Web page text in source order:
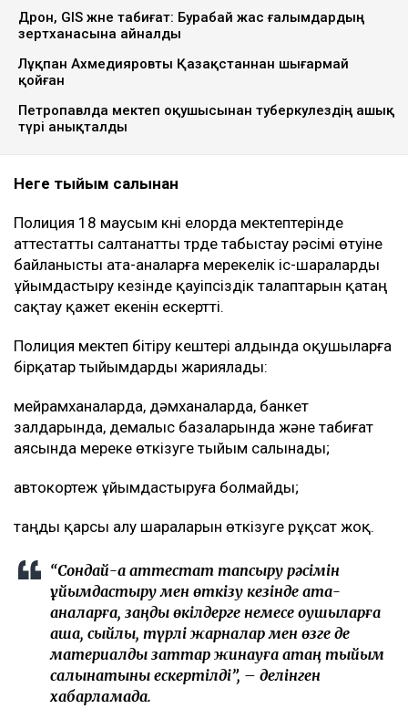
Дрон, GIS және табиғат: Бурабай жас ғалымдардың
зертханасына айналды
Лұқпан Ахмедияровты Қазақстаннан шығармай
қойған
Петропавлда мектеп оқушысынан туберкулездің ашық
түрі анықталды
Неге тыйым салынған
Полиция 18 маусым күні елорда мектептерінде
аттестатты салтанатты түрде табыстау рәсімі өтуіне
байланысты ата-аналарға мерекелік іс-шараларды
ұйымдастыру кезінде қауіпсіздік талаптарын қатаң
сақтау қажет екенін ескертті.
Полиция мектеп бітіру кештері алдында оқушыларға
бірқатар тыйымдарды жариялады:
мейрамханаларда, дәмханаларда, банкет
залдарында, демалыс базаларында және табиғат
аясында мереке өткізуге тыйым салынады;
автокортеж ұйымдастыруға болмайды;
таңды қарсы алу шараларын өткізуге рұқсат жоқ.
“Сондай-ақ аттестат тапсыру рәсімін
ұйымдастыру мен өткізу кезінде ата-
аналарға, заңды өкілдерге немесе оқушыларға
ақша, сыйлық, түрлі жарналар мен өзге де
материалдық заттар жинауға қатаң тыйым
салынатыны ескертілді”, – делінген
хабарламада.